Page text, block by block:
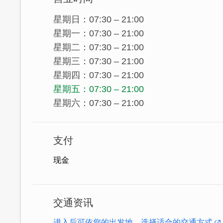
古厝的中心为一片宽敞的天井(闽语称"深
星期日：07:30 – 21:00
星期一：07:30 – 21:00
星期二：07:30 – 21:00
星期三：07:30 – 21:00
星期四：07:30 – 21:00
星期五：07:30 – 21:00
星期六：07:30 – 21:00
支付
现金
交通资讯